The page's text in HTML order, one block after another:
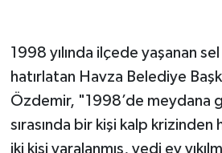
1998 yılında ilçede yaşanan
hatırlatan Havza Belediye
Özdemir, "1998’de meydana
sırasında bir kişi kalp krizinden
iki kişi yaralanmış, yedi ev